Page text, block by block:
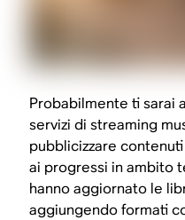
Probabilmente ti sarai
servizi di streaming
pubblicizzare
ai progressi in ambito
hanno aggiornato le
aggiungendo formati